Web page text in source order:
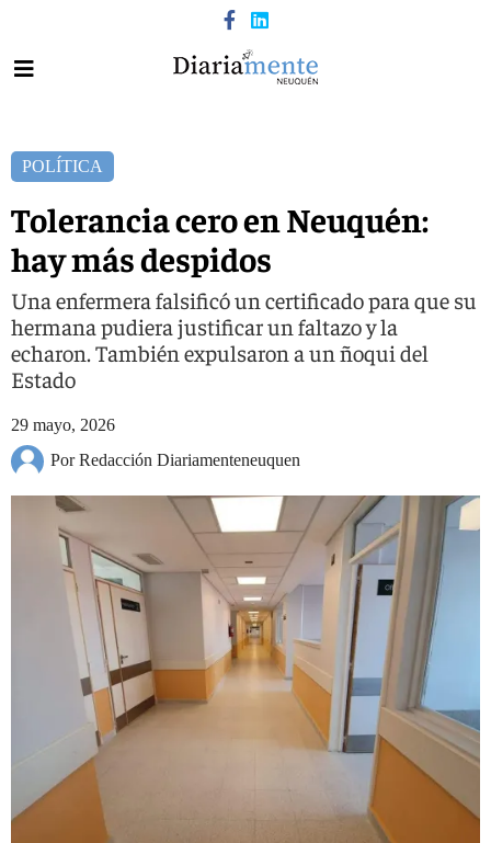
POLÍTICA
Tolerancia cero en Neuquén:
hay más despidos
Una enfermera falsificó un certificado para que su
hermana pudiera justificar un faltazo y la
echaron. También expulsaron a un ñoqui del
Estado
29 mayo, 2026
Por Redacción Diariamenteneuquen